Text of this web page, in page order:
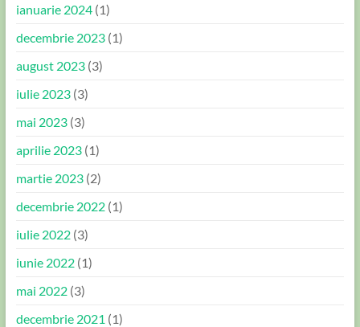
ianuarie 2024(1)
decembrie 2023(1)
august 2023(3)
iulie 2023(3)
mai 2023(3)
aprilie 2023(1)
martie 2023(2)
decembrie 2022(1)
iulie 2022(3)
iunie 2022(1)
mai 2022(3)
decembrie 2021 (1)